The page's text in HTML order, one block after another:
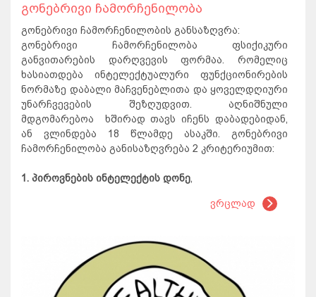
გონებრივი ჩამორჩენილობა
გონებრივი ჩამორჩენილობის განსაზღვრა:
გონებრივი ჩამორჩენილობა ფსიქიკური
განვითარების დარღვევის ფორმაა. რომელიც
ხასიათდება ინტელექტუალური ფუნქციონირების
ნორმაზე დაბალი მაჩვენებლითა და ყოველდღიური
უნარჩვევების შეზღუდვით. აღნიშნული
მდგომარებოა ხშირად თავს იჩენს დაბადებიდან,
ან ვლინდება 18 წლამდე ასაკში. გონებრივი
ჩამორჩენილობა განისაზღვრება 2 კრიტერიუმით:
1. პიროვნების ინტელექტის დონე,
ვრცლად